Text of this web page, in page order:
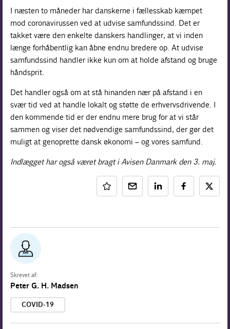
I næsten to måneder har danskerne i fællesskab kæmpet
mod coronavirussen ved at udvise samfundssind. Det er
takket være den enkelte danskers handlinger, at vi inden
længe forhåbentlig kan åbne endnu bredere op. At udvise
samfundssind handler ikke kun om at holde afstand og bruge
håndsprit.
Det handler også om at stå hinanden nær på afstand i en
svær tid ved at handle lokalt og støtte de erhvervsdrivende. I
den kommende tid er der endnu mere brug for at vi står
sammen og viser det nødvendige samfundssind, der gør det
muligt at genoprette dansk økonomi – og vores samfund.
Indlægget har også været bragt i Avisen Danmark den 3. maj.
Skrevet af:
Peter G. H. Madsen
COVID-19